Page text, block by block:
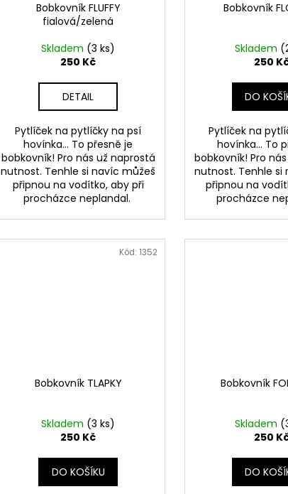
Bobkovník FLUFFY
fialová/zelená
Skladem (3 ks)
250 Kč
DETAIL
Pytlíček na pytlíčky na psí
hovínka... To přesně je
bobkovník! Pro nás už naprostá
nutnost. Tenhle si navíc můžeš
připnou na vodítko, aby při
procházce neplandal.
Bobkovník
Skladem
250
DO
Pytlíček na
hovínka... To
bobkovník! Pro
nutnost. Tenhle si
připnou na
procházce
Bobkovník TLAPKY
Skladem (3 ks)
250 Kč
DO KOŠÍKU
Kód:1352
Bobkovník
Skladem
250
DO